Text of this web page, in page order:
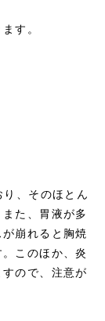
す。
、そのほとん
た、胃液が多
崩れると胸焼
このほか、炎
ので、注意が